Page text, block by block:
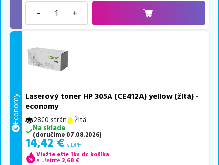
- +
Economy
Laserový toner HP 305A (CE412A) yellow (žltá) -
economy
2800 strán
Žltá
Na sklade
(doručíme 07.08.2026)
14,42 € s DPH
Vložte ešte 1ks do košíka
a ušetríte 2,68 €